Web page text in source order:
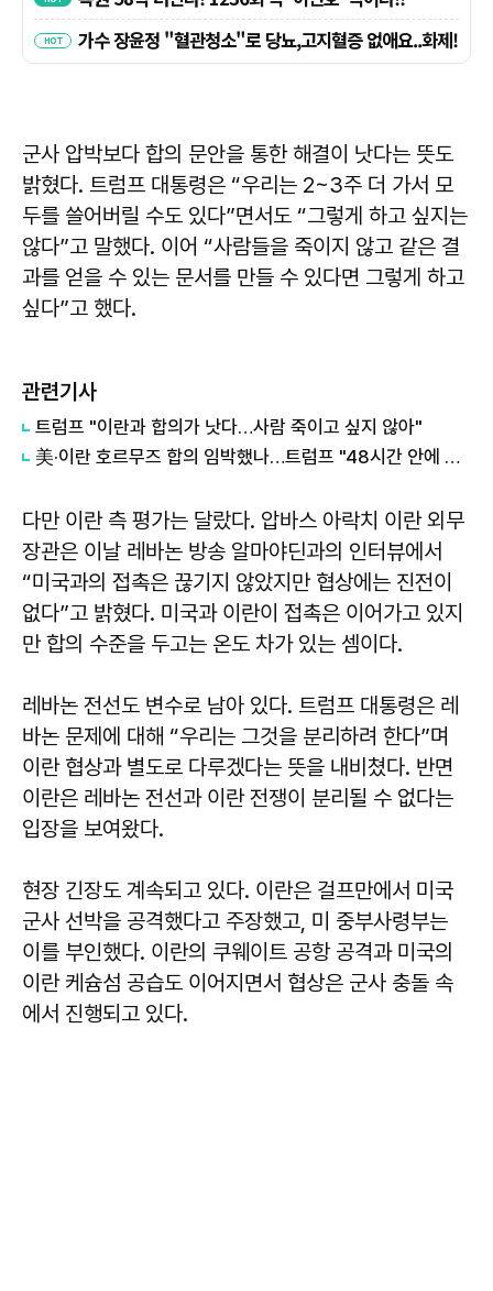
군사 압박보다 합의 문안을 통한 해결이 낫다는 뜻도
밝혔다. 트럼프 대통령은 “우리는 2~3주 더 가서 모
두를 쓸어버릴 수도 있다”면서도 “그렇게 하고 싶지는
않다”고 말했다. 이어 “사람들을 죽이지 않고 같은 결
과를 얻을 수 있는 문서를 만들 수 있다면 그렇게 하고
싶다”고 했다.
관련기사
트럼프 "이란과 합의가 낫다…사람 죽이고 싶지 않아"
美·이란 호르무즈 합의 임박했나…트럼프 "48시간 안에 알게 될 것"
다만 이란 측 평가는 달랐다. 압바스 아락치 이란 외무
장관은 이날 레바논 방송 알마야딘과의 인터뷰에서
“미국과의 접촉은 끊기지 않았지만 협상에는 진전이
없다”고 밝혔다. 미국과 이란이 접촉은 이어가고 있지
만 합의 수준을 두고는 온도 차가 있는 셈이다.
레바논 전선도 변수로 남아 있다. 트럼프 대통령은 레
바논 문제에 대해 “우리는 그것을 분리하려 한다”며
이란 협상과 별도로 다루겠다는 뜻을 내비쳤다. 반면
이란은 레바논 전선과 이란 전쟁이 분리될 수 없다는
입장을 보여왔다.
현장 긴장도 계속되고 있다. 이란은 걸프만에서 미국
군사 선박을 공격했다고 주장했고, 미 중부사령부는
이를 부인했다. 이란의 쿠웨이트 공항 공격과 미국의
이란 케슘섬 공습도 이어지면서 협상은 군사 충돌 속
에서 진행되고 있다.